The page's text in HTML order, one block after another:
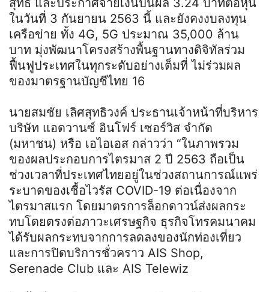
สุทธิ และประกาศจ่ายเงินปันผล 3.24 บาทต่อหุ้น
ในวันที่ 3 กันยายน 2563 นี้ และยังคงงบลงทุน
เครือข่าย ทั้ง 4G, 5G ประมาณ 35,000 ล้าน
บาท มุ่งพัฒนาโครงสร้างพื้นฐานทางดิจิทัลร่วม
ฟื้นฟูประเทศในทุกระดับอย่างเต็มที่ ไม่ร่วมผล
ของมาตรฐานบัญชีไทย 16
นายสมชัย เลิศสุทธิวงค์ ประธานเจ้าหน้าที่บริหาร
บริษัท แอดวานซ์ อินโฟร์ เซอร์วิส จำกัด
(มหาชน) หรือ เอไอเอส กล่าวว่า “ในภาพรวม
ของผลประกอบการไตรมาส 2 ปี 2563 ถือเป็น
ช่วงเวลาที่ประเทศไทยอยู่ในช่วงสถานการณ์แพร่
ระบาดของเชื้อไวรัส COVID-19 ต่อเนื่องจาก
ไตรมาสแรก โดยมาตรการล็อกดาวน์ส่งผลกระ
ทบโดยตรงต่อภาวะเศรษฐกิจ ธุรกิจโทรคมนาคม
ได้รับผลกระทบจากการลดลงของนักท่องเที่ยว
และการปิดบริการชั่วคราว AIS Shop,
Serenade Club และ AIS Telewiz